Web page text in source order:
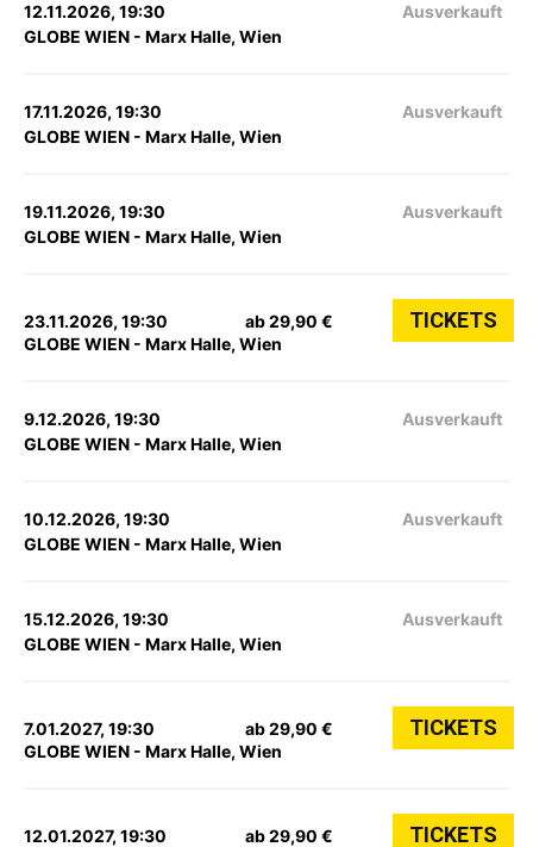
12.11.2026, 19:30
GLOBE WIEN - Marx Halle, Wien
Ausverkauft
17.11.2026, 19:30
GLOBE WIEN - Marx Halle, Wien
Ausverkauft
19.11.2026, 19:30
GLOBE WIEN - Marx Halle, Wien
Ausverkauft
23.11.2026, 19:30
GLOBE WIEN - Marx Halle, Wien
ab 29,90 € TICKETS
9.12.2026, 19:30
GLOBE WIEN - Marx Halle, Wien
Ausverkauft
10.12.2026, 19:30
GLOBE WIEN - Marx Halle, Wien
Ausverkauft
15.12.2026, 19:30
GLOBE WIEN - Marx Halle, Wien
Ausverkauft
7.01.2027, 19:30
GLOBE WIEN - Marx Halle, Wien
ab 29,90 € TICKETS
12.01.2027, 19:30 ab 29,90 € TICKETS